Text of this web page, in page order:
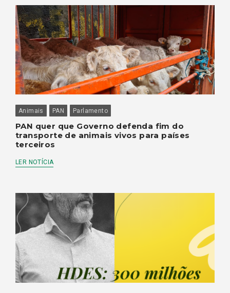
Animais PAN Parlamento
PAN quer que Governo defenda fim do
transporte de animais vivos para países
terceiros
LER NOTÍCIA